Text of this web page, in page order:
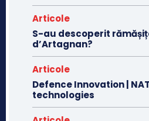
Articole
S-au descoperit
d’Artagnan?
Articole
Defence Innovation |
technologies